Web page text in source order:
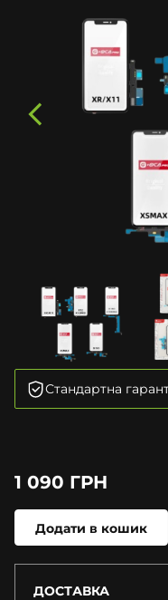
Стандартна
1 090 ГРН
Додати в кошик
ДОСТАВКА